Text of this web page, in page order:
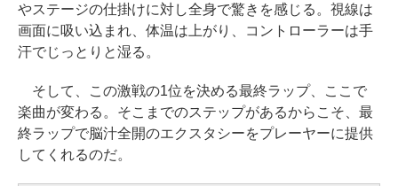
やステージの仕掛けに対し全身で驚きを感じる。視線は
画面に吸い込まれ、体温は上がり、コントローラーは手
汗でじっとりと湿る。
そして、この激戦の1位を決める最終ラップ、ここで
楽曲が変わる。そこまでのステップがあるからこそ、最
終ラップで脳汁全開のエクスタシーをプレーヤーに提供
してくれるのだ。